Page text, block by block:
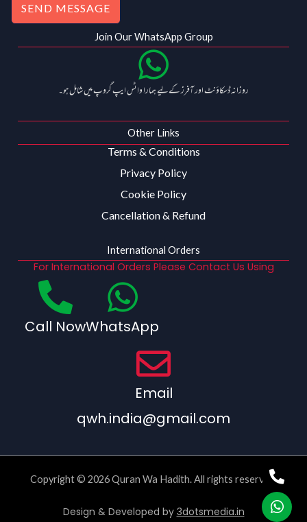
SEND MESSAGE
Join Our WhatsApp Group
روزانہ ڈسکاؤنٹ اور آفرز کے لیے ہمارا واٹس ایپ گروپ میں شامل ہو۔
Other Links
Terms & Conditions
Privacy Policy
Cookie Policy
Cancellation & Refund
International Orders
For International Orders Please Contact Us Using
Call NowWhatsApp
Email
qwh.india@gmail.com
Copyright © 2026 Quran Wa Hadith. All rights reserved.
Design & Developed by 3dotsmedia.in